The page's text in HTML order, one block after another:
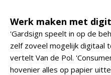
Werk maken met
'Gardsign speelt in op de
zelf zoveel mogelijk digitaal
vertelt Van de Pol.
hovenier alles op papier